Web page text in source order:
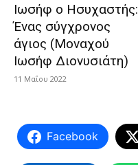
Ιωσήφ ο Ησυχαστής:
Ένας σύγχρονος
άγιος (Μοναχού
Ιωσήφ Διονυσιάτη)
11 Μαΐου 2022
Facebook